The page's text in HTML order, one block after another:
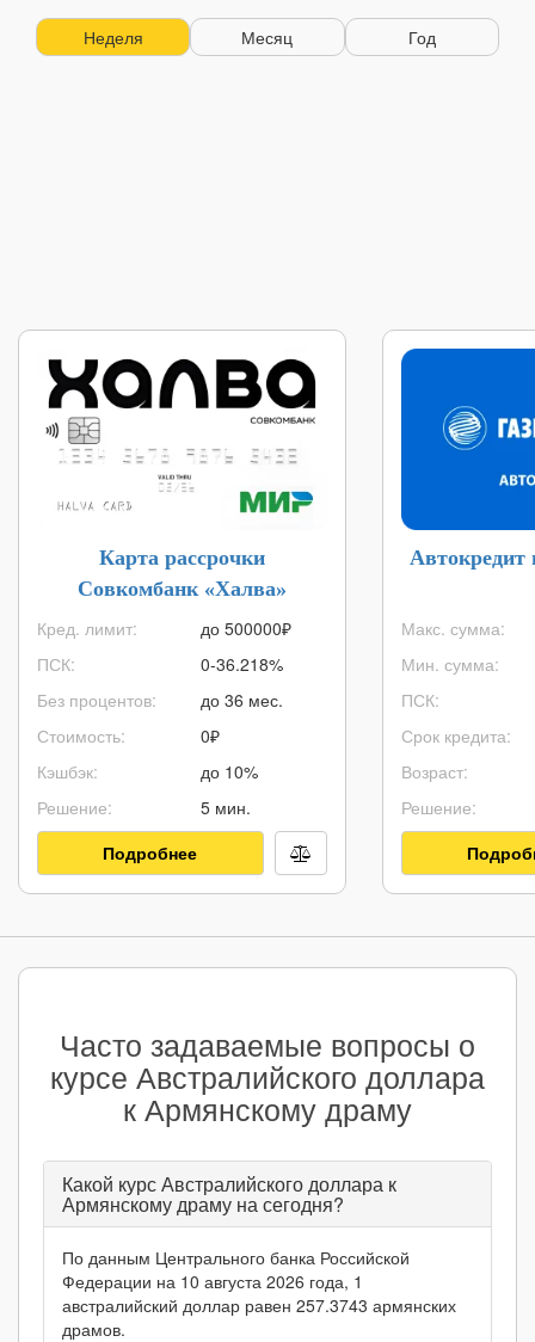
Неделя Месяц Год
Карта рассрочки
Совкомбанк «Халва»
Кред. лимит:
ПСК:
Без процентов:
Стоимость:
Кэшбэк:
Решение:
до 500000₽
0-36.218%
до 36 мес.
0₽
до 10%
5 мин.
Подробнее
Автокредит
Макс. сумма:
Мин. сумма:
ПСК:
Срок кредита:
Возраст:
Решение:
Часто задаваемые вопросы о
курсе Австралийского доллара
к Армянскому драму
Какой курс Австралийского доллара к
Армянскому драму на сегодня?
По данным Центрального банка Российской
Федерации на 10 августа 2026 года, 1
австралийский доллар равен 257.3743 армянских
драмов.